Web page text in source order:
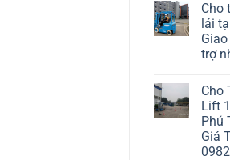
Cho
lái
trợ
Cho
Lift
Phú
Giá